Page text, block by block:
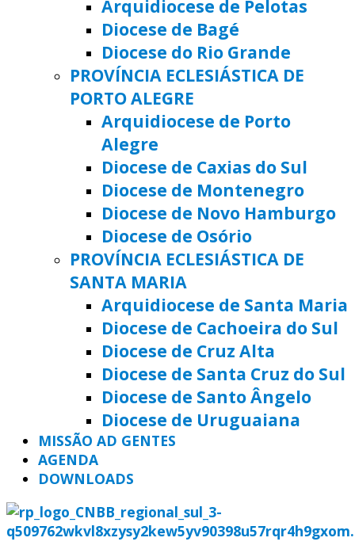
Arquidiocese de Pelotas
Diocese de Bagé
Diocese do Rio Grande
PROVÍNCIA ECLESIÁSTICA DE
PORTO ALEGRE
Arquidiocese de Porto
Alegre
Diocese de Caxias do Sul
Diocese de Montenegro
Diocese de Novo Hamburgo
Diocese de Osório
PROVÍNCIA ECLESIÁSTICA DE
SANTA MARIA
Arquidiocese de Santa Maria
Diocese de Cachoeira do Sul
Diocese de Cruz Alta
Diocese de Santa Cruz do Sul
Diocese de Santo Ângelo
Diocese de Uruguaiana
MISSÃO AD GENTES
AGENDA
DOWNLOADS